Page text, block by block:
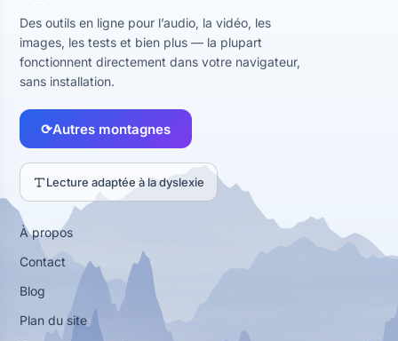
Des outils en ligne pour l’audio, la vidéo, les
images, les tests et bien plus — la plupart
fonctionnent directement dans votre navigateur,
sans installation.
⟳Autres montagnes
Lecture adaptée à la dyslexie
À propos
Contact
Blog
Plan du site